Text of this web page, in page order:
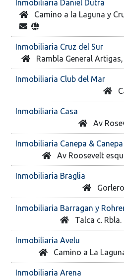
Inmobiliaria Daniel Dutra
Camino a la Laguna y
Inmobiliaria Cruz del Sur
Rambla General
Inmobiliaria Club del Mar
Inmobiliaria Casa
Av
Inmobiliaria Canepa & Canepa
Av Roosevelt
Inmobiliaria Braglia
Inmobiliaria Barragan y
Talca c.
Inmobiliaria Avelu
Camino a La
Inmobiliaria Arena